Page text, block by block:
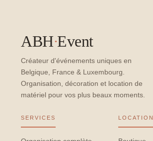
ABH·Event
Créateur d'événements uniques en
Belgique, France & Luxembourg.
Organisation, décoration et location de
matériel pour vos plus beaux moments.
SERVICES LOCATION